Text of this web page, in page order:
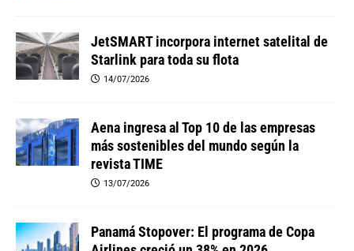
JetSMART incorpora internet satelital de
Starlink para toda su flota
14/07/2026
Aena ingresa al Top 10 de las empresas
más sostenibles del mundo según la
revista TIME
13/07/2026
Panamá Stopover: El programa de Copa